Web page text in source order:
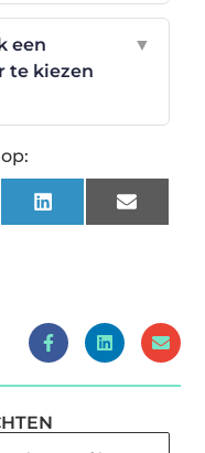
een
te kiezen
▼
LinkedInEmail